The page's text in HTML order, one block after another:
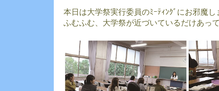
本日は大学祭実行委員のﾐｰﾃｨﾝｸﾞにお邪魔し
ふむふむ、大学祭が近づいているだけあっ